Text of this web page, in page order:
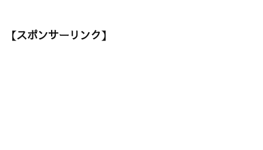
【スポンサーリンク】